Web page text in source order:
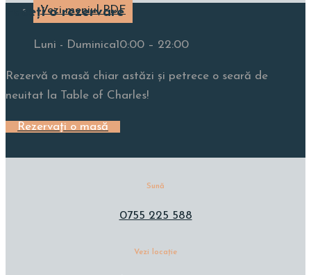
Vezi meniul PDF
Faceți o rezervare
Luni - Duminica10:00 – 22:00
Rezervă o masă chiar astăzi și petrece o seară de
neuitat la Table of Charles!
Rezervați o masă
Sună
0755 225 588
Vezi locație